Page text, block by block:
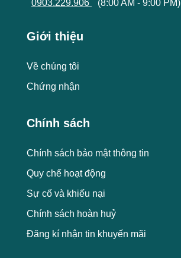
0903.229.906 (8:00 AM - 9:00 PM)
Giới thiệu
Về chúng tôi
Chứng nhận
Chính sách
Chính sách bảo mật thông tin
Quy chế hoạt động
Sự cố và khiếu nại
Chính sách hoàn huỷ
Đăng kí nhận tin khuyến mãi